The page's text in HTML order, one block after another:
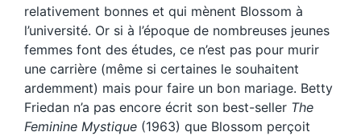
relativement bonnes et qui mènent Blossom à
l’université. Or si à l’époque de nombreuses jeunes
femmes font des études, ce n’est pas pour murir
une carrière (même si certaines le souhaitent
ardemment) mais pour faire un bon mariage. Betty
Friedan n’a pas encore écrit son best-seller The
Feminine Mystique (1963) que Blossom perçoit